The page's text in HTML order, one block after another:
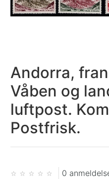
Andorra,
Våben og
luftpost.
Postfrisk.
0